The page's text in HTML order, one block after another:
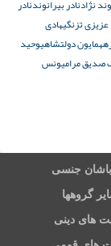
نژادنادر بیرانوندنادر
عزیزی تزنگیهادی
همایون دولتشاهیوحید
مرامیونس
جنسی
گروهها
های دینی